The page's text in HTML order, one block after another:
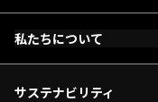
メインアリーナ
車いす・ベビーカー
私たちについて
アリーナコンセプト
サステナビリティ